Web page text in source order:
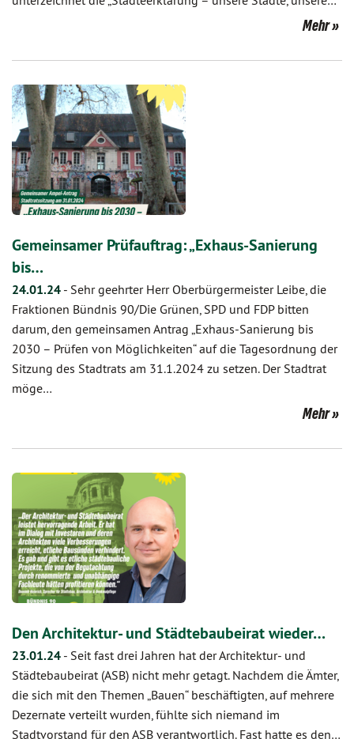
Mehr
Gemeinsamer Prüfauftrag: „Exhaus-Sanierung
bis…
24.01.24 - Sehr geehrter Herr Oberbürgermeister Leibe, die
Fraktionen Bündnis 90/Die Grünen, SPD und FDP bitten
darum, den gemeinsamen Antrag „Exhaus-Sanierung bis
2030 – Prüfen von Möglichkeiten“ auf die Tagesordnung der
Sitzung des Stadtrats am 31.1.2024 zu setzen. Der Stadtrat
möge…
Mehr
Den Architektur- und Städtebaubeirat wieder…
23.01.24 - Seit fast drei Jahren hat der Architektur- und
Städtebaubeirat (ASB) nicht mehr getagt. Nachdem die Ämter,
die sich mit den Themen „Bauen“ beschäftigten, auf mehrere
Dezernate verteilt wurden, fühlte sich niemand im
Stadtvorstand für den ASB verantwortlich. Fast hatte es den…